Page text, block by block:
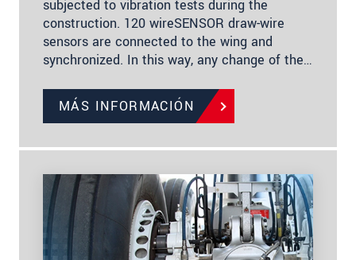
subjected to vibration tests during the
construction. 120 wireSENSOR draw-wire
sensors are connected to the wing and
synchronized. In this way, any change of the…
MÁS INFORMACIÓN